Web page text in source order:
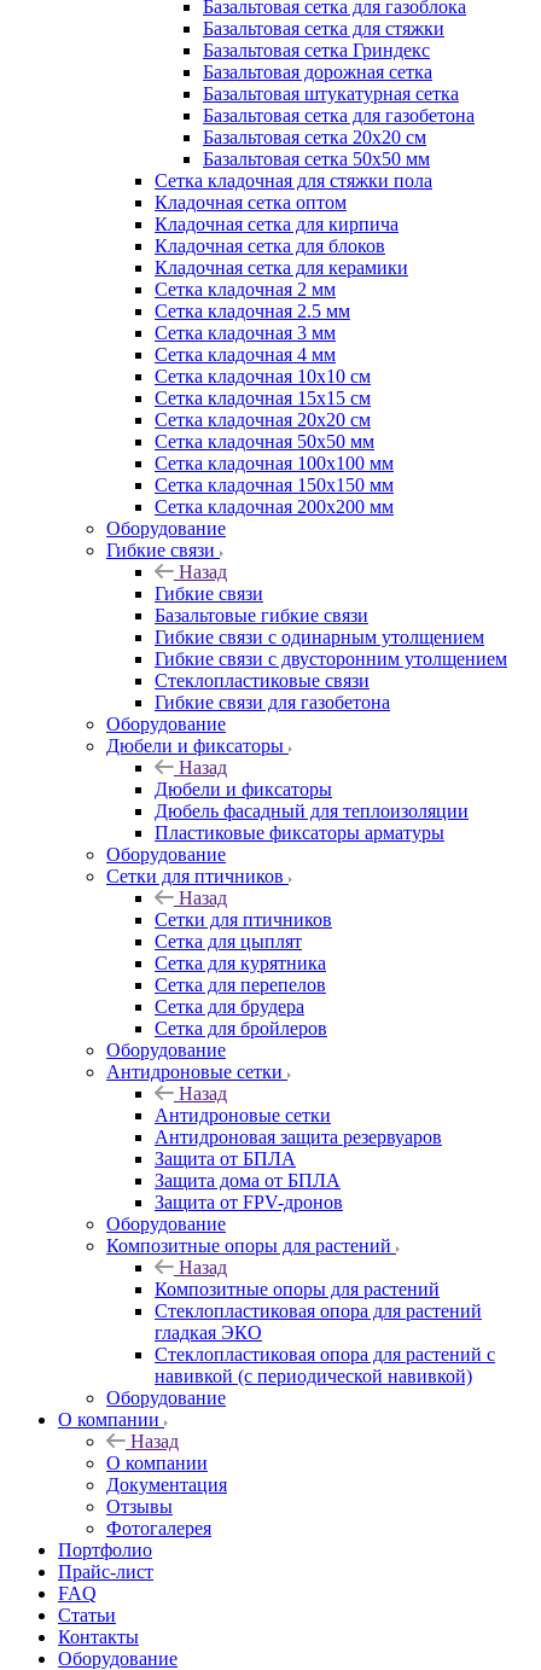
Базальтовая сетка для газоблока
Базальтовая сетка для стяжки
Базальтовая сетка Гриндекс
Базальтовая дорожная сетка
Базальтовая штукатурная сетка
Базальтовая сетка для газобетона
Базальтовая сетка 20x20 см
Базальтовая сетка 50x50 мм
Сетка кладочная для стяжки пола
Кладочная сетка оптом
Кладочная сетка для кирпича
Кладочная сетка для блоков
Кладочная сетка для керамики
Сетка кладочная 2 мм
Сетка кладочная 2.5 мм
Сетка кладочная 3 мм
Сетка кладочная 4 мм
Сетка кладочная 10x10 см
Сетка кладочная 15x15 см
Сетка кладочная 20x20 см
Сетка кладочная 50x50 мм
Сетка кладочная 100x100 мм
Сетка кладочная 150x150 мм
Сетка кладочная 200x200 мм
Оборудование
Гибкие связи
Назад
Гибкие связи
Базальтовые гибкие связи
Гибкие связи с одинарным утолщением
Гибкие связи с двусторонним утолщением
Стеклопластиковые связи
Гибкие связи для газобетона
Оборудование
Дюбели и фиксаторы
Назад
Дюбели и фиксаторы
Дюбель фасадный для теплоизоляции
Пластиковые фиксаторы арматуры
Оборудование
Сетки для птичников
Назад
Сетки для птичников
Сетка для цыплят
Сетка для курятника
Сетка для перепелов
Сетка для брудера
Сетка для бройлеров
Оборудование
Антидроновые сетки
Назад
Антидроновые сетки
Антидроновая защита резервуаров
Защита от БПЛА
Защита дома от БПЛА
Защита от FPV-дронов
Оборудование
Композитные опоры для растений
Назад
Композитные опоры для растений
Стеклопластиковая опора для растений
гладкая ЭКО
Стеклопластиковая опора для растений с
навивкой (с периодической навивкой)
Оборудование
О компании
Назад
О компании
Документация
Отзывы
Фотогалерея
Портфолио
Прайс-лист
FAQ
Статьи
Контакты
Оборудование